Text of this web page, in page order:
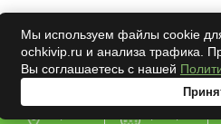
OCHKIVIP
Все права
Мы используем файлы cookie
ochkivip.ru и анализа трафика.
Вы соглашаетесь с нашей